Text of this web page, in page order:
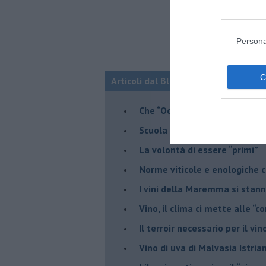
Articoli dal Blog “Vignaioli e vini” di
​Che “Odissea sia”
Scuola di vita e creatività
​La volontà di essere “primi”
Norme viticole e enologiche
​I vini della Maremma si
Vino, il clima ci mette alle
Il terroir necessario per il
​Vino di uva di Malvasia